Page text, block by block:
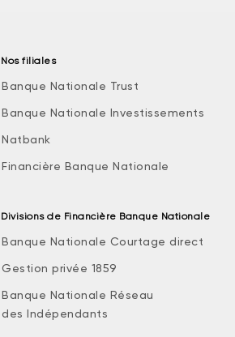
Nos filiales
Banque Nationale Trust
Banque Nationale Investissements
Natbank
Financière Banque Nationale
Divisions de Financière Banque Nationale
Banque Nationale Courtage direct
Gestion privée 1859
Banque Nationale Réseau
des Indépendants